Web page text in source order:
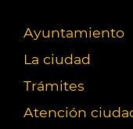
Ayuntamiento
La ciudad
Trámites
Atención